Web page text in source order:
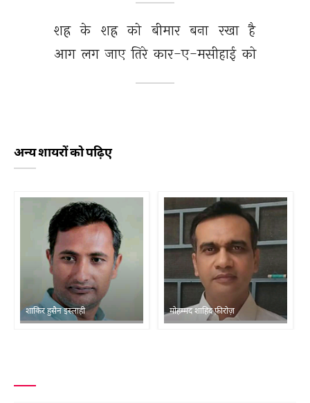
शह्र के शह्र को बीमार बना रखा है
आग लग जाए तिरे कार-ए-मसीहाई को
अन्य शायरों को पढ़िए
शाकिर हुसैन इस्लाही मोहम्मद शाहिद फ़ीरोज़